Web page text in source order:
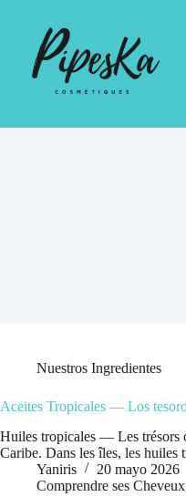
Nuestros Ingredientes
Aceites Tropicales — Los
Huiles tropicales — Les trésors
Caribe. Dans les îles, les huiles
Yaniris
20 mayo 2026
Comprendre ses Cheveux